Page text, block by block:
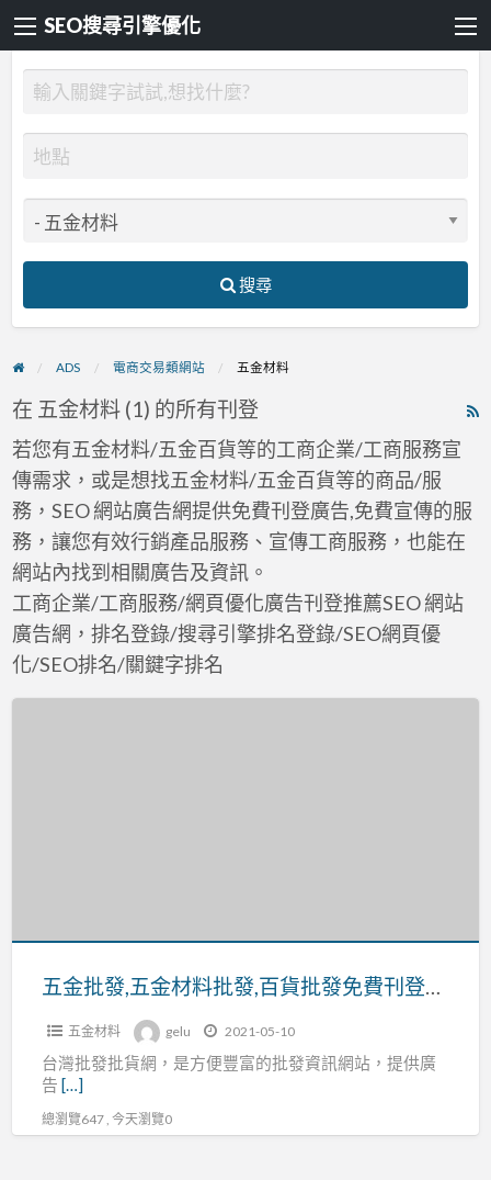
SEO搜尋引擎優化
搜尋
ADS 電商交易類網站 五金材料
在 五金材料 (1) 的所有刊登
若您有五金材料/五金百貨等的工商企業/工商服務宣
傳需求，或是想找五金材料/五金百貨等的商品/服
務，SEO 網站廣告網提供免費刊登廣告,免費宣傳的服
務，讓您有效行銷產品服務、宣傳工商服務，也能在
網站內找到相關廣告及資訊。
工商企業/工商服務/網頁優化廣告刊登推薦SEO 網站
廣告網，排名登錄/搜尋引擎排名登錄/SEO網頁優
化/SEO排名/關鍵字排名
批
五金批發,五金材料批發,百貨批發免費刊登廣告推薦：台灣批發批貨網
五金材料 gelu 2021-05-10
台灣批發批貨網，是方便豐富的批發資訊網站，提供廣
告 […]
總瀏覽647 , 今天瀏覽0